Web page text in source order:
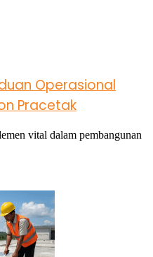
Operasional
Pracetak
vital dalam pembangunan